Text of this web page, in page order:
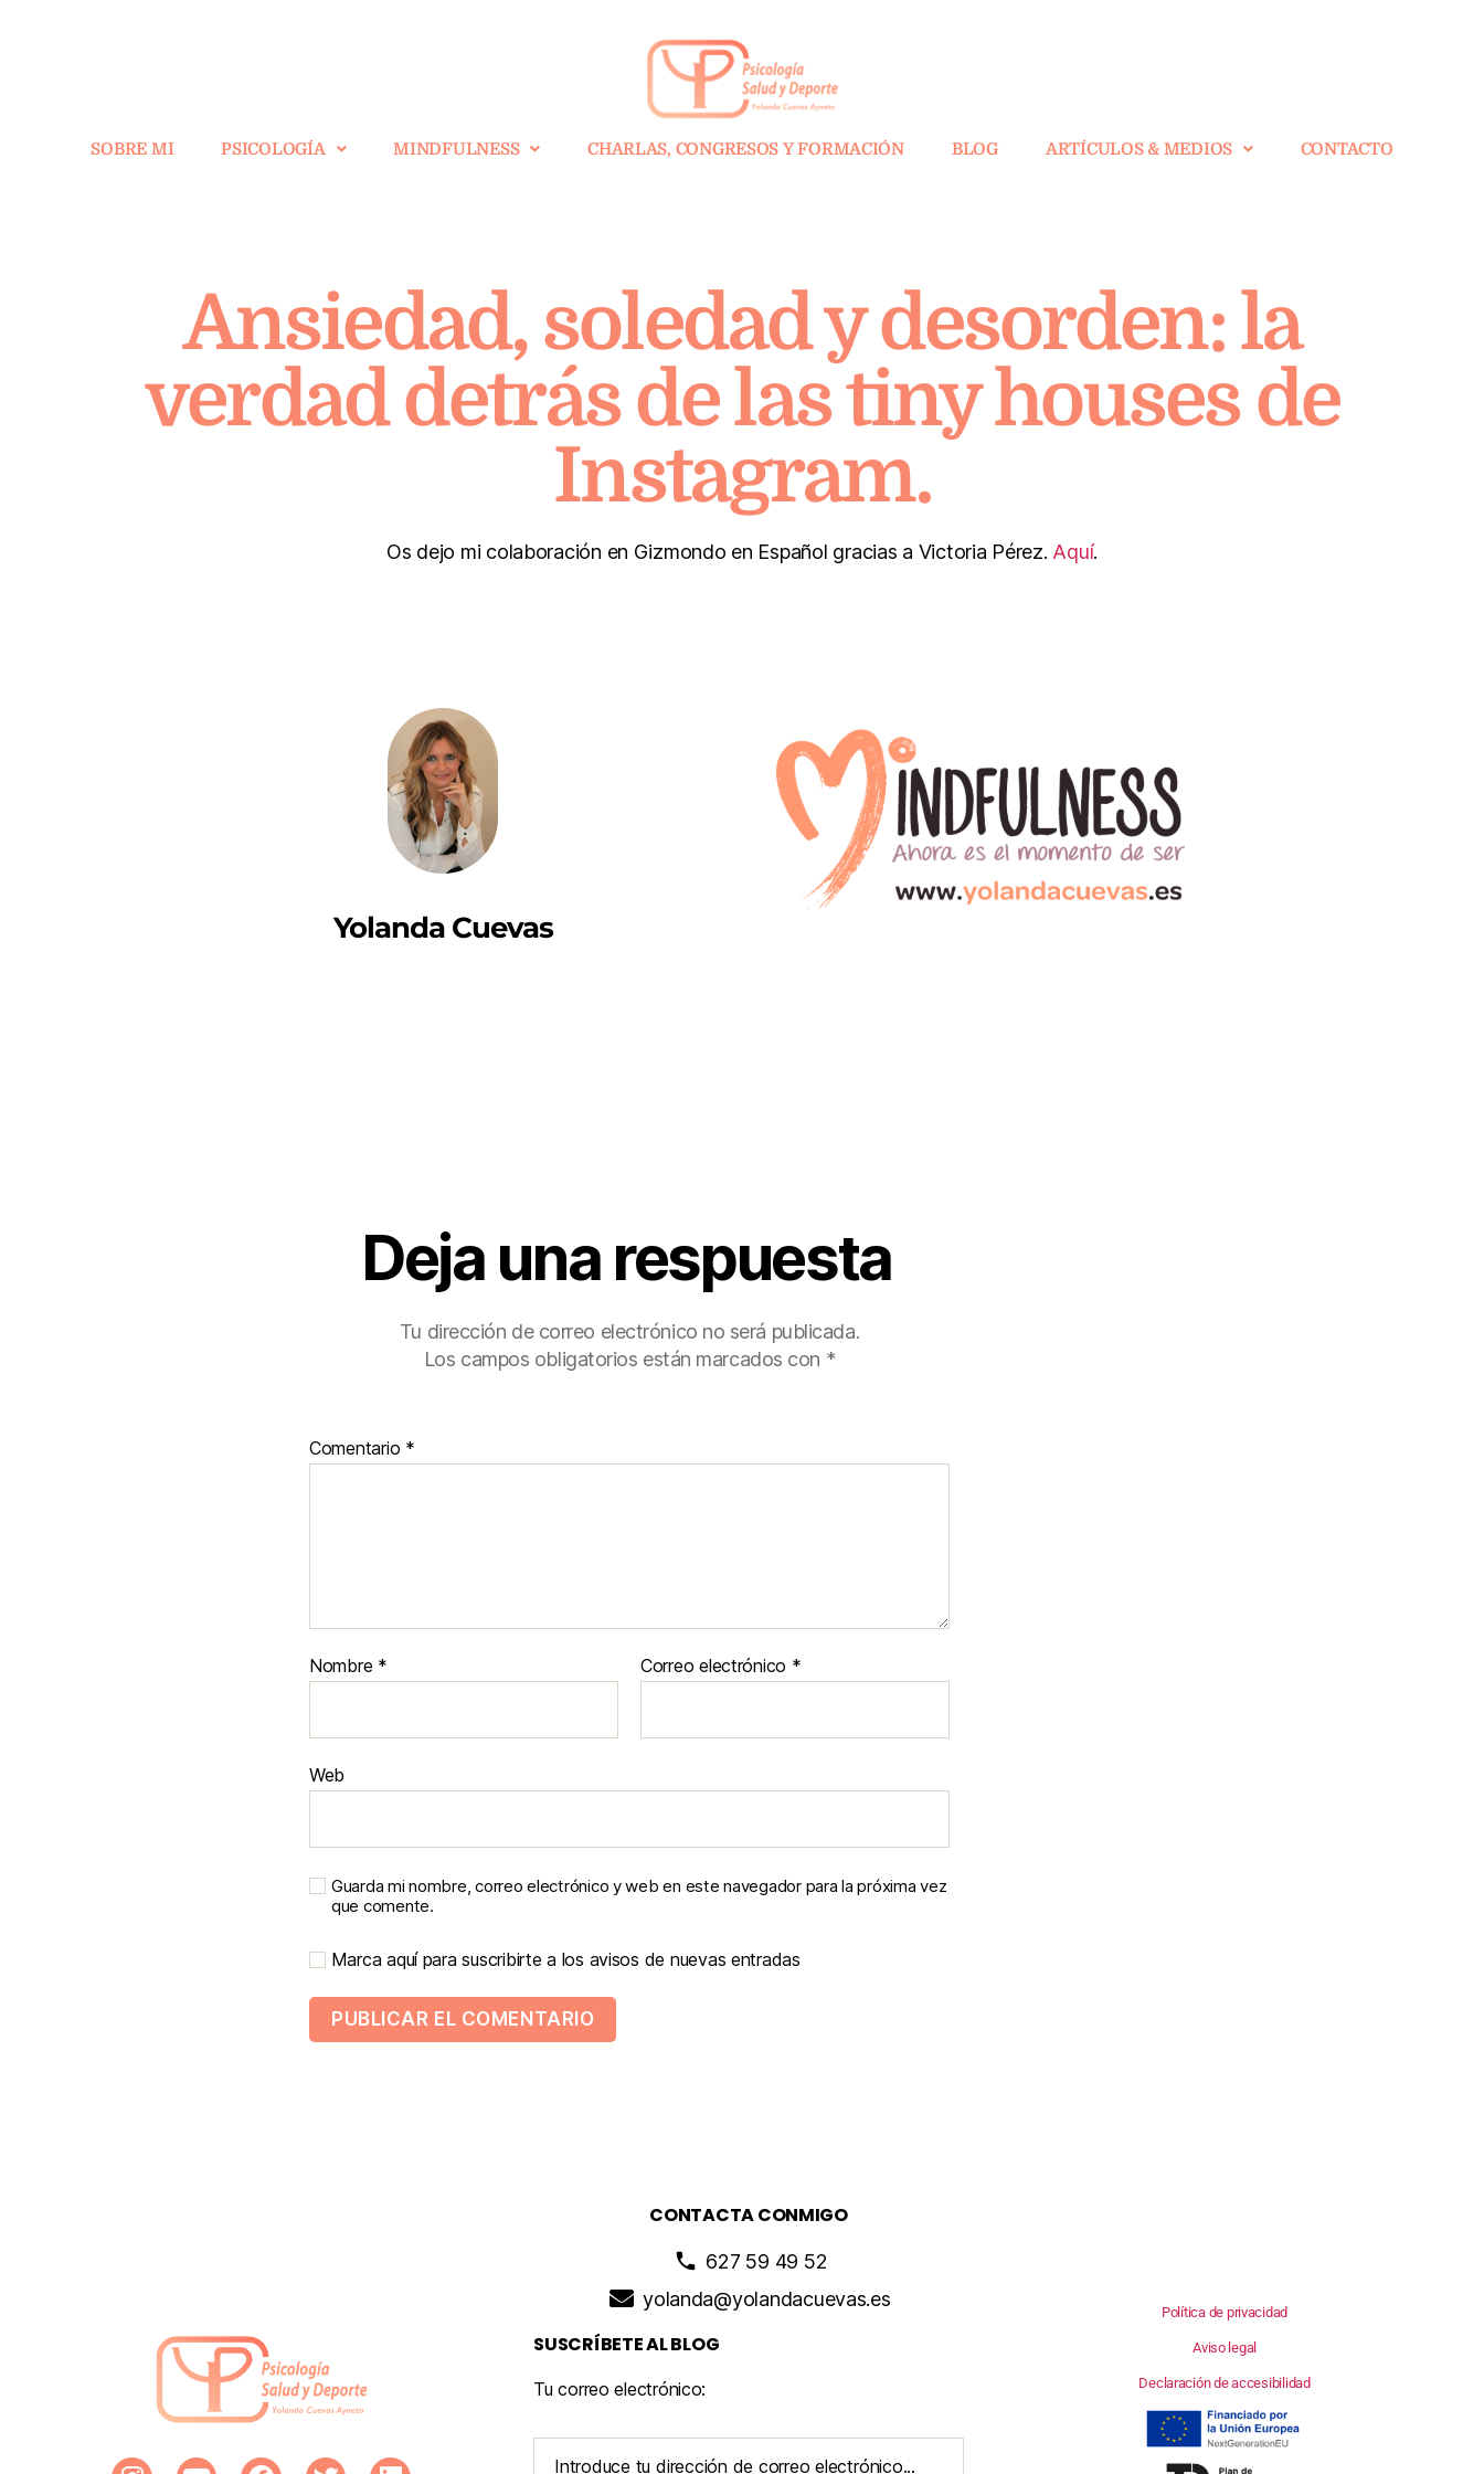
SOBRE MI PSICOLOGÍA MINDFULNESS CHARLAS, CONGRESOS Y FORMACIÓN BLOG ARTÍCULOS & MEDIOS CONTACTO
Ansiedad, soledad y desorden: la
verdad detrás de las tiny houses de
Instagram.
Os dejo mi colaboración en Gizmondo en Español gracias a Victoria Pérez. Aquí.
Yolanda Cuevas
Deja una respuesta
Tu dirección de correo electrónico no será publicada.
Los campos obligatorios están marcados con *
Comentario *
Nombre * Correo electrónico *
Web
Guarda mi nombre, correo electrónico y web en este navegador para la próxima vez
que comente.
Marca aquí para suscribirte a los avisos de nuevas entradas
CONTACTA CONMIGO
627 59 49 52
yolanda@yolandacuevas.es
SUSCRÍBETE AL BLOG
Tu correo electrónico:
Política de privacidad
Aviso legal
Declaración de accesibilidad